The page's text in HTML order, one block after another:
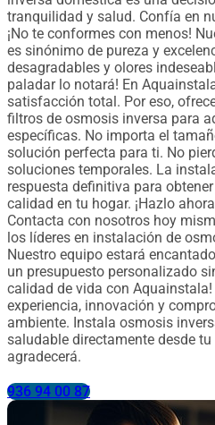
tranquilidad y salud. Confía en
¡No te conformes con menos!
es sinónimo de pureza y
desagradables y olores
paladar lo notará! En
satisfacción total. Por eso,
filtros de osmosis inversa para
específicas. No importa el
solución perfecta para ti. No
soluciones temporales. La
respuesta definitiva para
calidad en tu hogar. ¡Hazlo
Contacta con nosotros hoy
los líderes en instalación de
Nuestro equipo estará
un presupuesto personalizado
calidad de vida con
experiencia, innovación y
ambiente. Instala osmosis
saludable directamente desde
agradecerá.
936 94 00 87